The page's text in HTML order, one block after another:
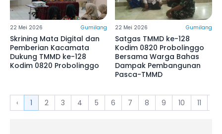
22 Mei 2026 Gumilang
Skrining Mata Digital dan
Pemberian Kacamata
Dukung TMMD ke-128
Kodim 0820 Probolinggo
22 Mei 2026 Gumilang
Satgas TMMD ke-128
Kodim 0820 Probolinggo
Bersama Warga Bahas
Dampak Pembangunan
Pasca-TMMD
‹ 1 2 3 4 5 6 7 8 9 10 11